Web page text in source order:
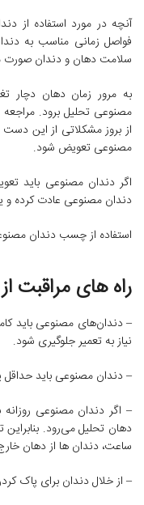
آنچه در مورد استفاده
فواصل زمانی مناسب به
سلامت دهان و دندان صورت
به مرور زمان دهان دچار
مصنوعی تحلیل برود. مراجعه
از بروز مشکلاتی از این
مصنوعی تعویض شود.
اگر دندان مصنوعی باید
دندان مصنوعی عادت کرده و
استفاده از چسب دندان
راه های مراقبت
– دندان‌های مصنوعی باید
نیاز به تعمیر جلوگیری شود.
– دندان مصنوعی باید حداقل
– اگر دندان مصنوعی
ساعت، دندان ها از دهان
– از خلال دندان برای پاک